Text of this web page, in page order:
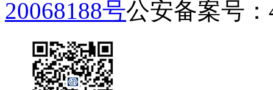
20068188号公安备案号：